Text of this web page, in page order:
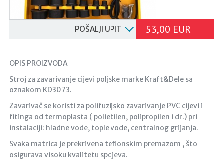
POŠALJI UPIT 53,00 EUR
OPIS PROIZVODA
Stroj za zavarivanje cijevi poljske marke Kraft&Dele sa
oznakom KD3073.
Zavarivač se koristi za polifuzijsko zavarivanje PVC cijevi i
fitinga od termoplasta ( polietilen, polipropilen i dr.) pri
instalaciji: hladne vode, tople vode, centralnog grijanja.
Svaka matrica je prekrivena teflonskim premazom , što
osigurava visoku kvalitetu spojeva.